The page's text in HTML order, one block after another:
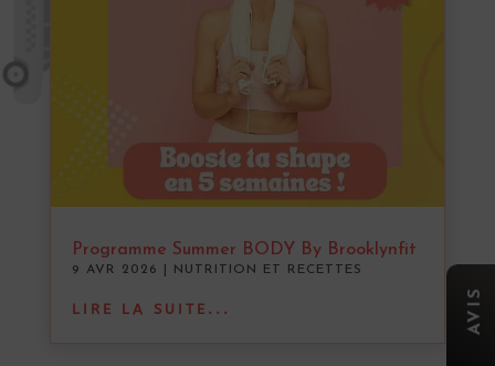
Programme Summer BODY By Brooklynfit
9 AVR 2026 NUTRITION ET RECETTES
LIRE LA SUITE... AVIS